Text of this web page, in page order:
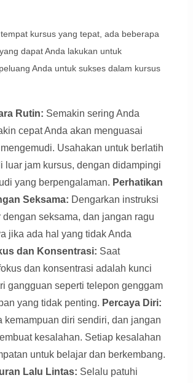
kursus yang tepat, ada beberapa
dapat Anda lakukan untuk
Anda untuk sukses dalam kursus
Rutin: Semakin sering Anda
cepat Anda akan menguasai
Usahakan untuk berlatih
luar jam kursus, dengan didampingi
yang berpengalaman. Perhatikan
Seksama: Dengarkan instruksi
dengan seksama, dan jangan ragu
jika ada hal yang tidak Anda
dan Konsentrasi: Saat
dan konsentrasi adalah kunci
gangguan seperti telepon genggam
yang tidak penting. Percaya Diri:
kemampuan diri sendiri, dan jangan
kesalahan. Setiap kesalahan
untuk belajar dan berkembang.
Lalu Lintas: Selalu patuhi